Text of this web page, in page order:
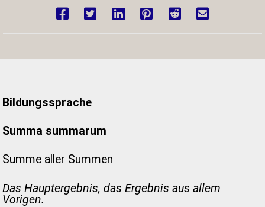
Bildungssprache
Summa summarum
Summe aller Summen
Das Hauptergebnis, das Ergebnis aus allem
Vorigen.